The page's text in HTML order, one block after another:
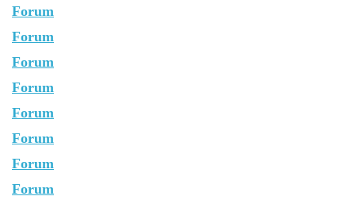
Forum
Forum
Forum
Forum
Forum
Forum
Forum
Forum